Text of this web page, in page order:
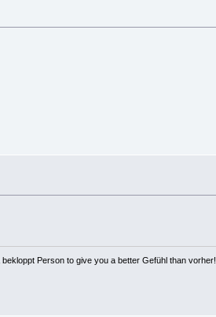
Person to give you a better Gefühl than vorher!